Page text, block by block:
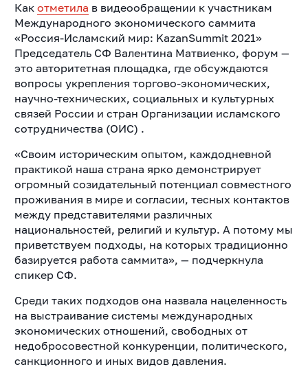
Как отметила в видеообращении к участникам
Международного экономического саммита
«Россия-Исламский мир: KazanSummit 2021»
Председатель СФ Валентина Матвиенко, форум —
это авторитетная площадка, где обсуждаются
вопросы укрепления торгово-экономических,
научно-технических, социальных и культурных
связей России и стран Организации исламского
сотрудничества (ОИС) .
«Своим историческим опытом, каждодневной
практикой наша страна ярко демонстрирует
огромный созидательный потенциал совместного
проживания в мире и согласии, тесных контактов
между представителями различных
национальностей, религий и культур. А потому мы
приветствуем подходы, на которых традиционно
базируется работа саммита», — подчеркнула
спикер СФ.
Среди таких подходов она назвала нацеленность
на выстраивание системы международных
экономических отношений, свободных от
недобросовестной конкуренции, политического,
санкционного и иных видов давления.